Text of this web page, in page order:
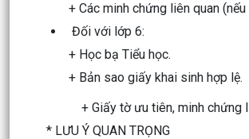
+ Các minh chứng liên quan (nếu
Đối với lớp 6:
+ Học bạ Tiểu học.
+ Bản sao giấy khai sinh hợp lệ.
+ Giấy tờ ưu tiên, minh chứng
* LƯU Ý QUAN TRỌNG